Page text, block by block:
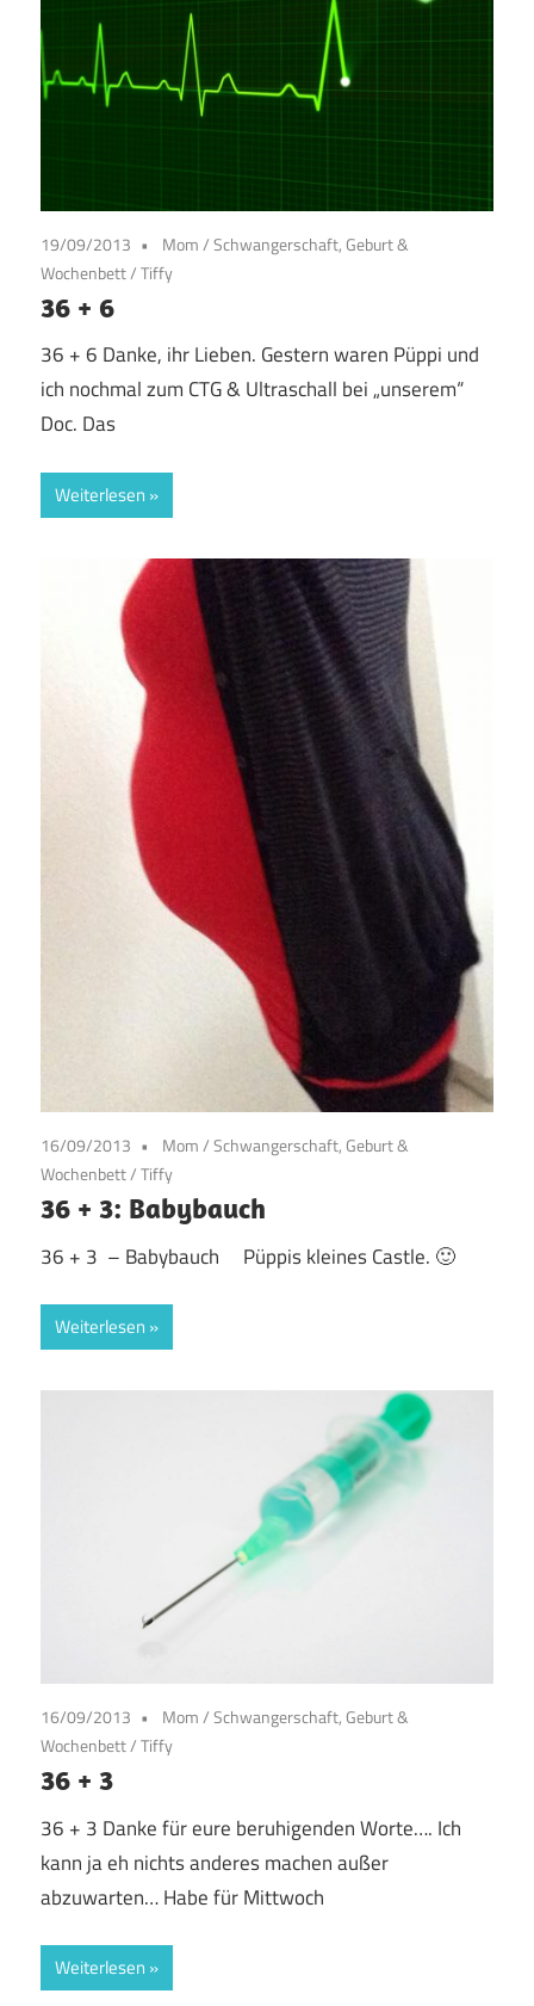
19/09/2013 Mom/Schwangerschaft, Geburt &
Wochenbett/Tiffy
36 + 6
36 + 6 Danke, ihr Lieben. Gestern waren Püppi und
ich nochmal zum CTG & Ultraschall bei „unserem“
Doc. Das
Weiterlesen
16/09/2013 Mom/Schwangerschaft, Geburt &
Wochenbett/Tiffy
36 + 3: Babybauch
36 + 3 – Babybauch Püppis kleines Castle. 🙂
Weiterlesen
16/09/2013 Mom/Schwangerschaft, Geburt &
Wochenbett/Tiffy
36 + 3
36 + 3 Danke für eure beruhigenden Worte…. Ich
kann ja eh nichts anderes machen außer
abzuwarten… Habe für Mittwoch
Weiterlesen